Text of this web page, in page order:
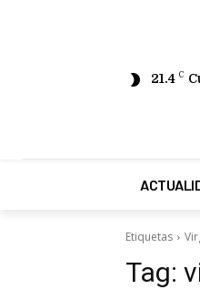
21.4 C
Etiquetas
Tag: